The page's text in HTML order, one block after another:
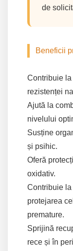
de
Beneficii
Contribuie
rezistenței
Ajută la
nivelului
Susține
și psihic.
Oferă
oxidativ.
Contribuie
protejarea
premature.
Sprijină
rece și în